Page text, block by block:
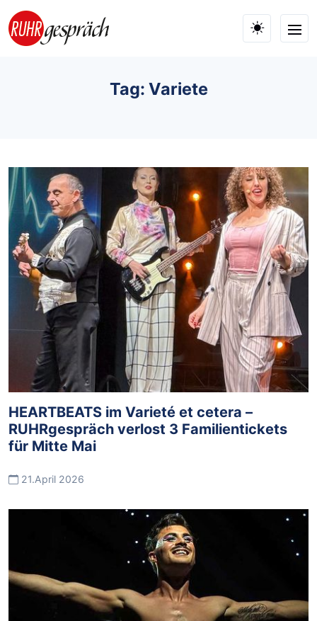
Skip to main content
Tag: Variete
HEARTBEATS im Varieté et cetera –
RUHRgespräch verlost 3 Familientickets
für Mitte Mai
21.April 2026